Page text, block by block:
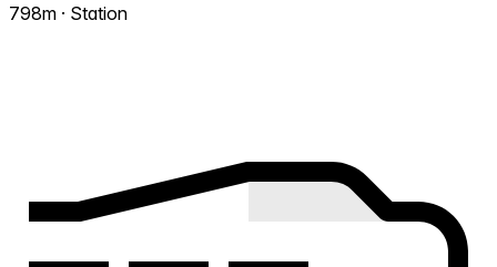
798m · Station